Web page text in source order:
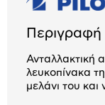
Περιγραφή
Ανταλλακτική
λευκοπίνακα
μελάνι του